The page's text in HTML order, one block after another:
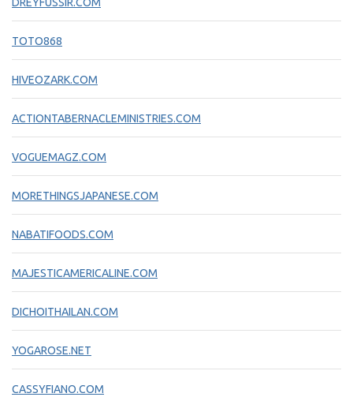
DREYFUSSIR.COM
TOTO868
HIVEOZARK.COM
ACTIONTABERNACLEMINISTRIES.COM
VOGUEMAGZ.COM
MORETHINGSJAPANESE.COM
NABATIFOODS.COM
MAJESTICAMERICALINE.COM
DICHOITHAILAN.COM
YOGAROSE.NET
CASSYFIANO.COM